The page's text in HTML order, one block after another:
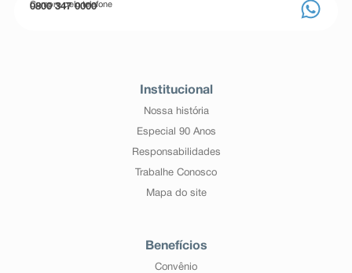
Compre pelo telefone
0800 347 0000
Institucional
Nossa história
Especial 90 Anos
Responsabilidades
Trabalhe Conosco
Mapa do site
Benefícios
Convênio